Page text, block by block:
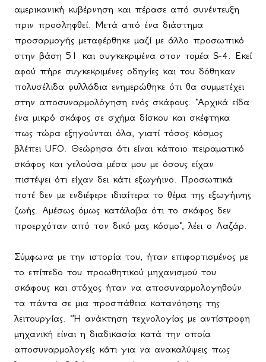
αμερικανική κυβέρνηση και πέρασε από συνέντευξη
πριν προσληφθεί. Μετά από ένα διάστημα
προσαρμογής μεταφέρθηκε μαζί με άλλο προσωπικό
στην βάση 51 και συγκεκριμένα στον τομέα S-4. Εκεί
αφού πήρε συγκεκριμένες οδηγίες και του δόθηκαν
πολυσέλιδα φυλλάδια ενημερώθηκε ότι θα συμμετέχει
στην αποσυναρμολόγηση ενός σκάφους. "Αρχικά είδα
ένα μικρό σκάφος σε σχήμα δίσκου και σκέφτηκα
πως τώρα εξηγούνται όλα, γιατί τόσος κόσμος
βλέπει UFO. Θεώρησα ότι είναι κάποιο πειραματικό
σκάφος και γελούσα μέσα μου με όσους είχαν
πιστέψει ότι είχαν δει κάτι εξωγήινο. Προσωπικά
ποτέ δεν με ενδιέφερε ιδιαίτερα το θέμα της εξωγήινης
ζωής. Αμέσως όμως κατάλαβα ότι το σκάφος δεν
προερχόταν από τον δικό μας κόσμο", λέει ο Λαζάρ.
Σύμφωνα με την ιστορία του, ήταν επιφορτισμένος με
το επίπεδο του προωθητικού μηχανισμού του
σκάφους και στόχος ήταν να αποσυναρμολογηθούν
τα πάντα σε μια προσπάθεια κατανόησης της
λειτουργίας. "Ή ανάκτηση τεχνολογίας με αντίστροφη
μηχανική είναι η διαδικασία κατά την οποία
αποσυναρμολογείς κάτι για να ανακαλύψεις πως